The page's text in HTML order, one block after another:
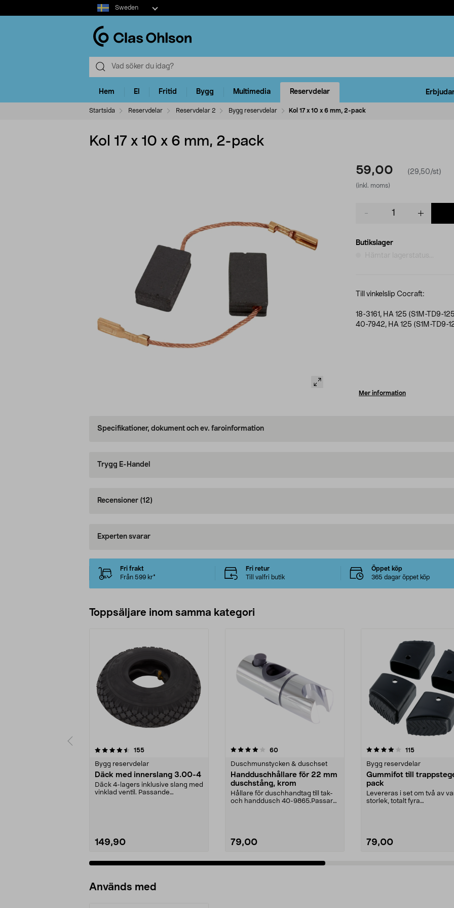
Select
market
Sweden
Hem El Fritid Bygg Multimedia Reservdelar
Startsida Reservdelar Reservdelar 2 Bygg reservdelar Kol 17 x 10 x 6 mm, 2-pack
Kol 17 x 10 x 6 mm, 2-pack
59,00 (29,50/st)
(inkl. moms)
Butikslager
Hämtar lagerstatus...
Till vinkelslip Cocraft:
18-3161, HA 125 (S1M-TD9-
40-7942, HA 125 (S1M-TD9-
Mer information
Specifikationer, dokument och ev. faroinformation
Trygg E-Handel
Recensioner (12)
Experten svarar
Fri frakt
Från 599 kr*
Fri retur
Till valfri butik
Öppet köp
365 dagar öppet köp
Toppsäljare inom samma kategori
155recensioner
Bygg reservdelar
Däck med innerslang 3.00-4
Däck 4-lagers inklusive slang med
vinklad ventil. Passande
149,90
4.0 av 5 stjärnor 60recensioner
Duschmunstycken & duschset
Handduschhållare för 22 mm
duschstång, krom
Hållare för duschhandtag till tak-
och handdusch 40-9865.Passar
79,00
4.0 av 5 stjärnor 115recensioner
Bygg reservdelar
Gummifot till
pack
Levereras i set om två av
storlek, totalt fyra
79,00
4.5 av 5 stjärnor
Används med